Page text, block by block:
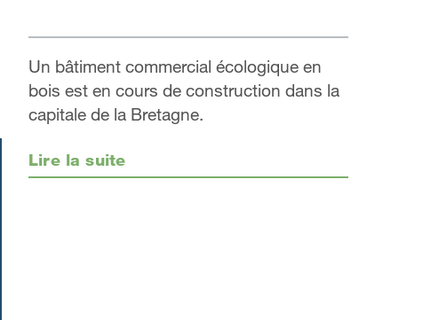
Un bâtiment commercial écologique en
bois est en cours de construction dans la
capitale de la Bretagne.
Lire la suite